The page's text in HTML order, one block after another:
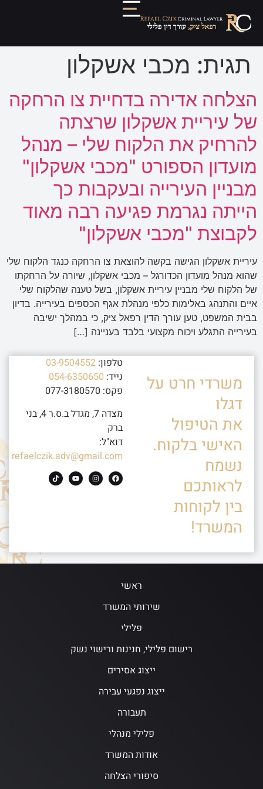
תגית: מכבי אשקלון
הצלחה אדירה בדחיית צו הרחקה
של עיריית אשקלון שרצתה
להרחיק את הלקוח שלי – מנהל
מועדון הספורט "מכבי אשקלון"
מבניין העירייה ובעקבות כך
הייתה נגרמת פגיעה רבה מאוד
לקבוצת "מכבי אשקלון"
עיריית אשקלון הגישה בקשה להוצאת צו הרחקה כנגד הלקוח שלי
שהוא מנהל מועדון הכדורגל – מכבי אשקלון, שיורה על הרחקתו
של הלקוח שלי מבניין עיריית אשקלון, בשל טענה שהלקוח שלי
איים והתנהג באלימות כלפי מנהלת אגף הכספים בעירייה. בדיון
בבית המשפט, טען עורך הדין רפאל ציק, כי במהלך ישיבה
בעירייה התגלע ויכוח מקצועי בלבד בעניינה […]
משרדי חרט על
דגלו
את הטיפול
האישי בלקוח.
נשמח
לראותכם
בין לקוחות
המשרד!
טלפון: 03-9504552
נייד: 054-6350650
פקס: 077-3180570
מצדה 7, מגדל ב.ס.ר 4, בני
ברק
דוא"ל:
refaelczik.adv@gmail.com
ראשי
שירותי המשרד
פלילי
רישום פלילי, חנינות ורישוי נשק
ייצוג אסירים
ייצוג נפגעי עבירה
תעבורה
פלילי מנהלי
אודות המשרד
סיפורי הצלחה